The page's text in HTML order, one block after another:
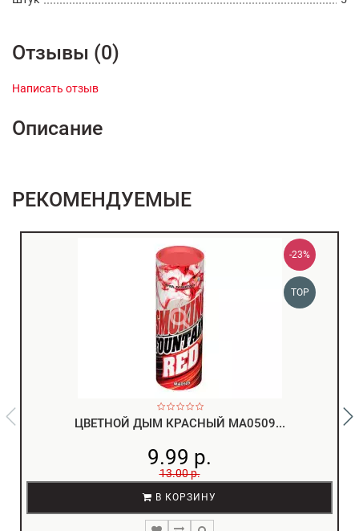
Отзывы (0)
Написать отзыв
Описание
РЕКОМЕНДУЕМЫЕ
-23%
TOP
ЦВЕТНОЙ ДЫМ КРАСНЫЙ MA0509...
9.99 р.
13.00 р.
В КОРЗИНУ